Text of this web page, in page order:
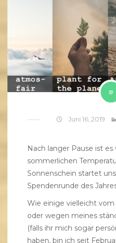
Juni 16, 2019
Nach langer Pause ist
sommerlichen
Sonnenschein startet
Spendenrunde des
Wie einige vielleicht
oder wegen meines
(falls ihr mich sogar
haben, bin ich seit